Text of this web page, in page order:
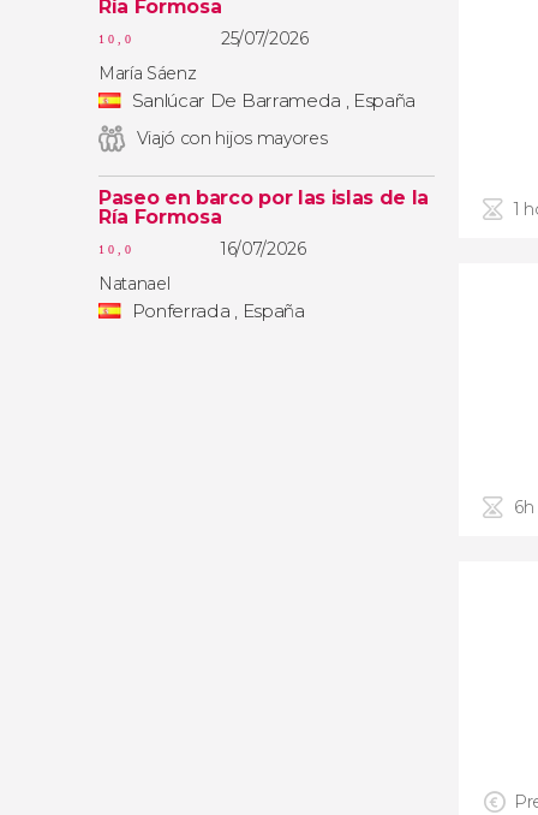
Ría Formosa
10,0
25/07/2026
María Sáenz
Sanlúcar De Barrameda , España
Viajó con hijos mayores
Paseo en barco por las islas de la
Ría Formosa
10,0
16/07/2026
Natanael
Ponferrada , España
1